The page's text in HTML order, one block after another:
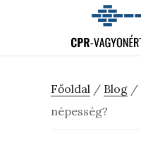
oldalsávhoz
Főoldal / Blog /
népesség?